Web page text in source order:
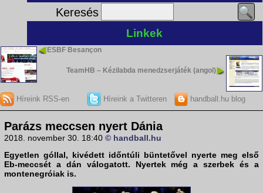
Keresés
Linkek
ESBF Besançon
TeamHB – Kézilabda menedzserjáték (angol)
Híreink RSS-en Híreink a Twitteren handball.hu blog
Parázs meccsen nyert Dánia
2018. november 30. 18:40 © handball.hu
Egyetlen góllal, kivédett időntúli büntetővel nyerte meg első
Eb-meccsét a dán válogatott. Nyertek még a szerbek és a
montenegróiak is.